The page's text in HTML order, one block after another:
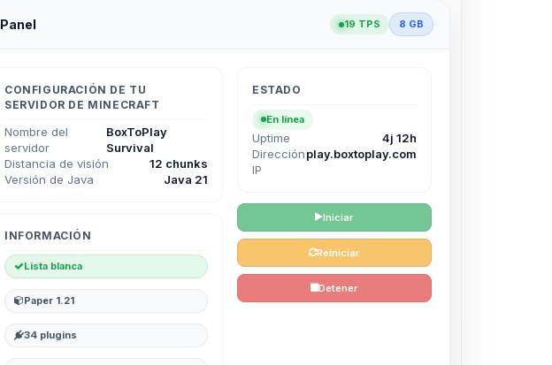
Panel 19 TPS 8 GB
CONFIGURACIÓN DE TU
SERVIDOR DE MINECRAFT
Nombre del
servidor
BoxToPlay
Survival
Distancia de visión
12 chunks
Versión de Java
Java 21
INFORMACIÓN
Lista blanca
Paper 1.21
34 plugins
ESTADO
En línea
Uptime
4j 12h
Dirección
IP
play.boxtoplay.com
Iniciar
Reiniciar
Detener